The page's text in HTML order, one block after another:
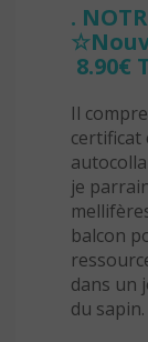
.
8.90€
Il
certificat
je
balcon
dans un
du sapin.